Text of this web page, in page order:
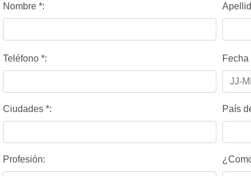
Nombre*:
Teléfono*:
Ciudades*: País
Profesión: